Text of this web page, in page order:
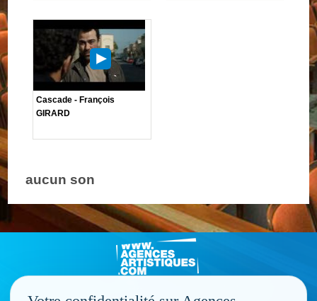
Cascade - François
GIRARD
aucun son